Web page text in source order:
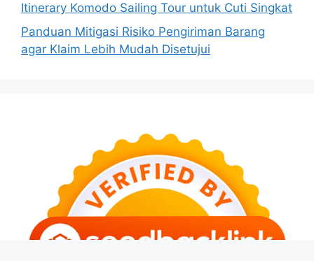
Itinerary Komodo Sailing Tour untuk Cuti Singkat
Panduan Mitigasi Risiko Pengiriman Barang
agar Klaim Lebih Mudah Disetujui